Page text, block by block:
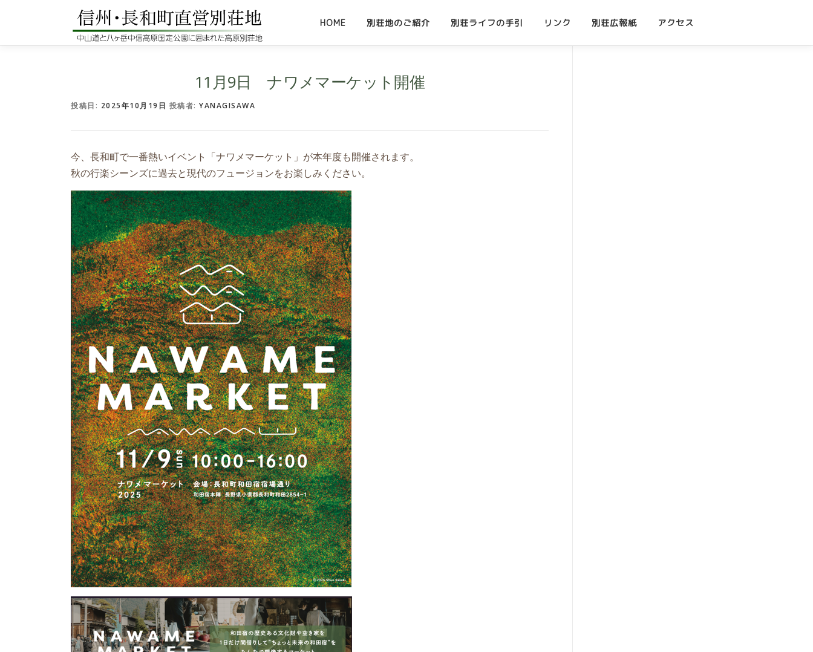
ン
HOME 別荘地のご紹介 別荘ライフの手引 リンク 別荘広報紙 アクセス
11月9日 ナワメマーケット開催
投稿日: 2025年10月19日 投稿者: YANAGISAWA
今、長和町で一番熱いイベント「ナワメマーケット」が本年度も開催されます。
秋の行楽シーンズに過去と現代のフュージョンをお楽しみください。